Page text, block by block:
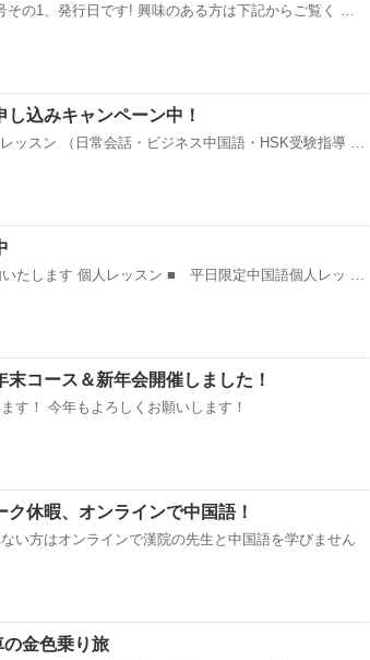
その1、発行日です! 興味のある方は下記からご覧く …
込みキャンペーン中！
ッスン （日常会話・ビジネス中国語・HSK受験指導 …
いたします 個人レッスン ■ 平日限定中国語個人レッ …
コース＆新年会開催しました！
す！ 今年もよろしくお願いします！
休暇、オンラインで中国語！
い方はオンラインで漢院の先生と中国語を学びません
の金色乗り旅